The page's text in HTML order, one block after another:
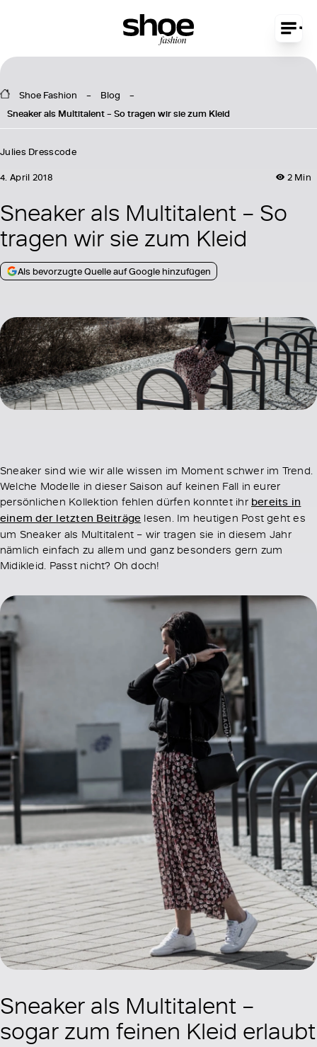
Shoe Fashion
Blog
Sneaker als Multitalent – So tragen wir sie zum Kleid
Julies Dresscode
2 Min
4. April 2018
Sneaker als Multitalent – So
tragen wir sie zum Kleid
Als bevorzugte Quelle auf Google hinzufügen
Sneaker sind wie wir alle wissen im Moment schwer im Trend.
Welche Modelle in dieser Saison auf keinen Fall in eurer
persönlichen Kollektion fehlen dürfen konntet ihr bereits in
einem der letzten Beiträge lesen. Im heutigen Post geht es
um Sneaker als Multitalent – wir tragen sie in diesem Jahr
nämlich einfach zu allem und ganz besonders gern zum
Midikleid. Passt nicht? Oh doch!
Sneaker als Multitalent –
sogar zum feinen Kleid erlaubt